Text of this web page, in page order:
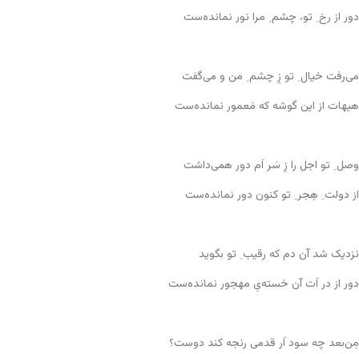
دور از رخ ِ تو، چشم ِ مرا نور نمانده‌ست
می‌رفت خیال ِ تو زِ چشم ِ من و می‌گفت
هیهات از این گوشه که مَعمور نمانده‌ست
وصل ِ تو اجل را زِ سَر اَم دور همی‌داشت
از دولت ِ هِجر ِ تو کنون دور نمانده‌ست
نزدیک شد آن دم که رقیب ِ تو بگوید
دور از در اَت آن خسته‌یِ مهجور نمانده‌ست
مِن‌بعد چه سود اَر قدمی رنجه کند دوست؟